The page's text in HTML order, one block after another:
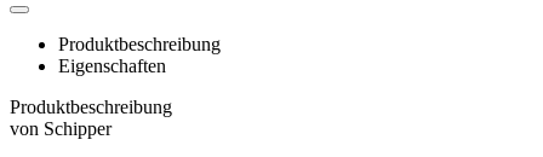
Produktbeschreibung
Eigenschaften
Produktbeschreibung
von Schipper